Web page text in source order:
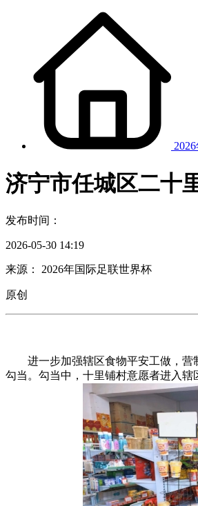
济宁市任城区二十
发布时间：
2026-05-30 14:19
来源： 2026年国际足联世界杯
原创
进一步加强辖区食物平安工做，营制
勾当。勾当中，十里铺村意愿者进入